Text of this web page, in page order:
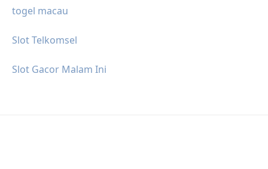
togel macau
Slot Telkomsel
Slot Gacor Malam Ini